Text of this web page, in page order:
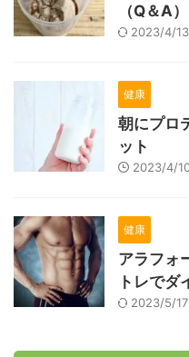
（Q＆A）
2023/4/13
健康
朝にプロ
ット
2023/4/
健康
アラフォ
トレでダ
2023/5/17